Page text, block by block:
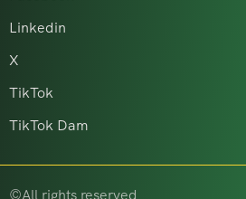
Linkedin
X
TikTok
TikTok Dam
©All rights reserved